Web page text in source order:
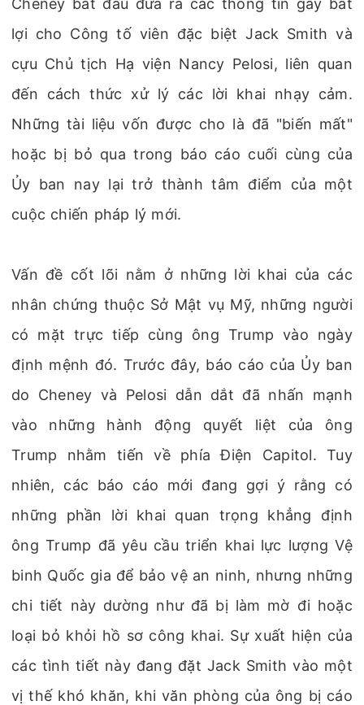
Cheney bắt đầu đưa ra các thông tin gây bất
lợi cho Công tố viên đặc biệt Jack Smith và
cựu Chủ tịch Hạ viện Nancy Pelosi, liên quan
đến cách thức xử lý các lời khai nhạy cảm.
Những tài liệu vốn được cho là đã "biến mất"
hoặc bị bỏ qua trong báo cáo cuối cùng của
Ủy ban nay lại trở thành tâm điểm của một
cuộc chiến pháp lý mới.
Vấn đề cốt lõi nằm ở những lời khai của các
nhân chứng thuộc Sở Mật vụ Mỹ, những người
có mặt trực tiếp cùng ông Trump vào ngày
định mệnh đó. Trước đây, báo cáo của Ủy ban
do Cheney và Pelosi dẫn dắt đã nhấn mạnh
vào những hành động quyết liệt của ông
Trump nhằm tiến về phía Điện Capitol. Tuy
nhiên, các báo cáo mới đang gợi ý rằng có
những phần lời khai quan trọng khẳng định
ông Trump đã yêu cầu triển khai lực lượng Vệ
binh Quốc gia để bảo vệ an ninh, nhưng những
chi tiết này dường như đã bị làm mờ đi hoặc
loại bỏ khỏi hồ sơ công khai. Sự xuất hiện của
các tình tiết này đang đặt Jack Smith vào một
vị thế khó khăn, khi văn phòng của ông bị cáo